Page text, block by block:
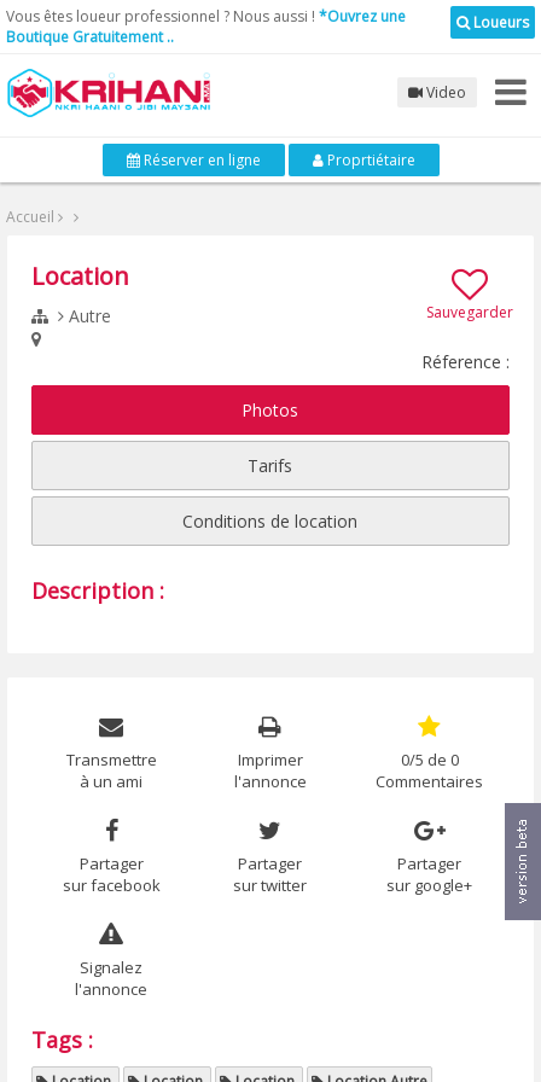
Loueurs
Vous êtes loueur professionnel ? Nous aussi ! *Ouvrez une
Boutique Gratuitement ..
Video
Réserver en ligne Proprtiétaire
Accueil
Sauvegarder
Location
Autre
Réference :
Photos
Tarifs
Conditions de location
Description :
Transmettre
à un ami
Imprimer
l'annonce
0/5 de 0
Commentaires
Partager
sur facebook
Partager
sur twitter
Partager
sur google+
Signalez
l'annonce
Tags :